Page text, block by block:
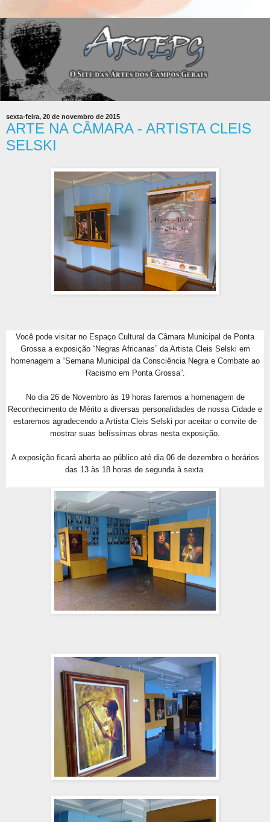
sexta-feira, 20 de novembro de 2015
ARTE NA CÂMARA - ARTISTA CLEIS
SELSKI
Você pode visitar no Espaço Cultural da Câmara Municipal de Ponta
Grossa a exposição “Negras Africanas” da Artista Cleis Selski em
homenagem a “Semana Municipal da Consciência Negra e Combate ao
Racismo em Ponta Grossa”.
No dia 26 de Novembro às 19 horas faremos a homenagem de
Reconhecimento de Mérito a diversas personalidades de nossa Cidade e
estaremos agradecendo a Artista Cleis Selski por aceitar o convite de
mostrar suas belíssimas obras nesta exposição.
A exposição ficará aberta ao público até dia 06 de dezembro o horários
das 13 às 18 horas de segunda à sexta.